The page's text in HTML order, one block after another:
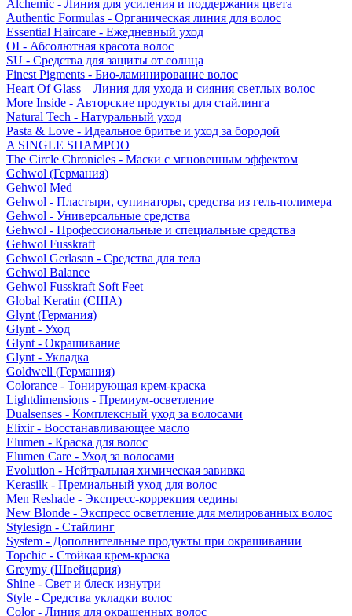
Alchemic - Линия для усиления и поддержания цвета
Authentic Formulas - Органическая линия для волос
Essential Haircare - Eжедневный уход
OI - Абсолютная красота волос
SU - Средства для защиты от солнца
Finest Pigments - Био-ламинирование волос
Heart Of Glass – Линия для ухода и сияния светлых волос
More Inside - Авторские продукты для стайлинга
Natural Tech - Натуральный уход
Pasta & Love - Идеальное бритье и уход за бородой
A SINGLE SHAMPOO
The Circle Chronicles - Маски с мгновенным эффектом
Gehwol (Германия)
Gehwol Med
Gehwol - Пластыри, супинаторы, средства из гель-полимера
Gehwol - Универсальные средства
Gehwol - Профессиональные и специальные средства
Gehwol Fusskraft
Gehwol Gerlasan - Средства для тела
Gehwol Balance
Gehwol Fusskraft Soft Feet
Global Keratin (США)
Glynt (Германия)
Glynt - Уход
Glynt - Окрашивание
Glynt - Укладка
Goldwell (Германия)
Colorance - Тонирующая крем-краска
Lightdimensions - Премиум-осветление
Dualsenses - Комплексный уход за волосами
Elixir - Восстанавливающее масло
Elumen - Краска для волос
Elumen Care - Уход за волосами
Evolution - Нейтральная химическая завивка
Kerasilk - Премиальный уход для волос
Men Reshade - Экспресс-коррекция седины
New Blonde - Экспресс осветление для мелированных волос
Stylesign - Стайлинг
System - Дополнительные продукты при окрашивании
Topchic - Стойкая крем-краска
Greymy (Швейцария)
Shine - Свет и блеск изнутри
Style - Средства укладки волос
Color - Линия для окрашенных волос